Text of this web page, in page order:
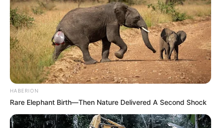
HABERION
Rare Elephant Birth—Then Nature Delivered A Second Shock